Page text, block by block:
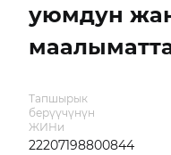
уюмдун
Тапшырык
берүүчүнүн
ЖИНи
22207198800844